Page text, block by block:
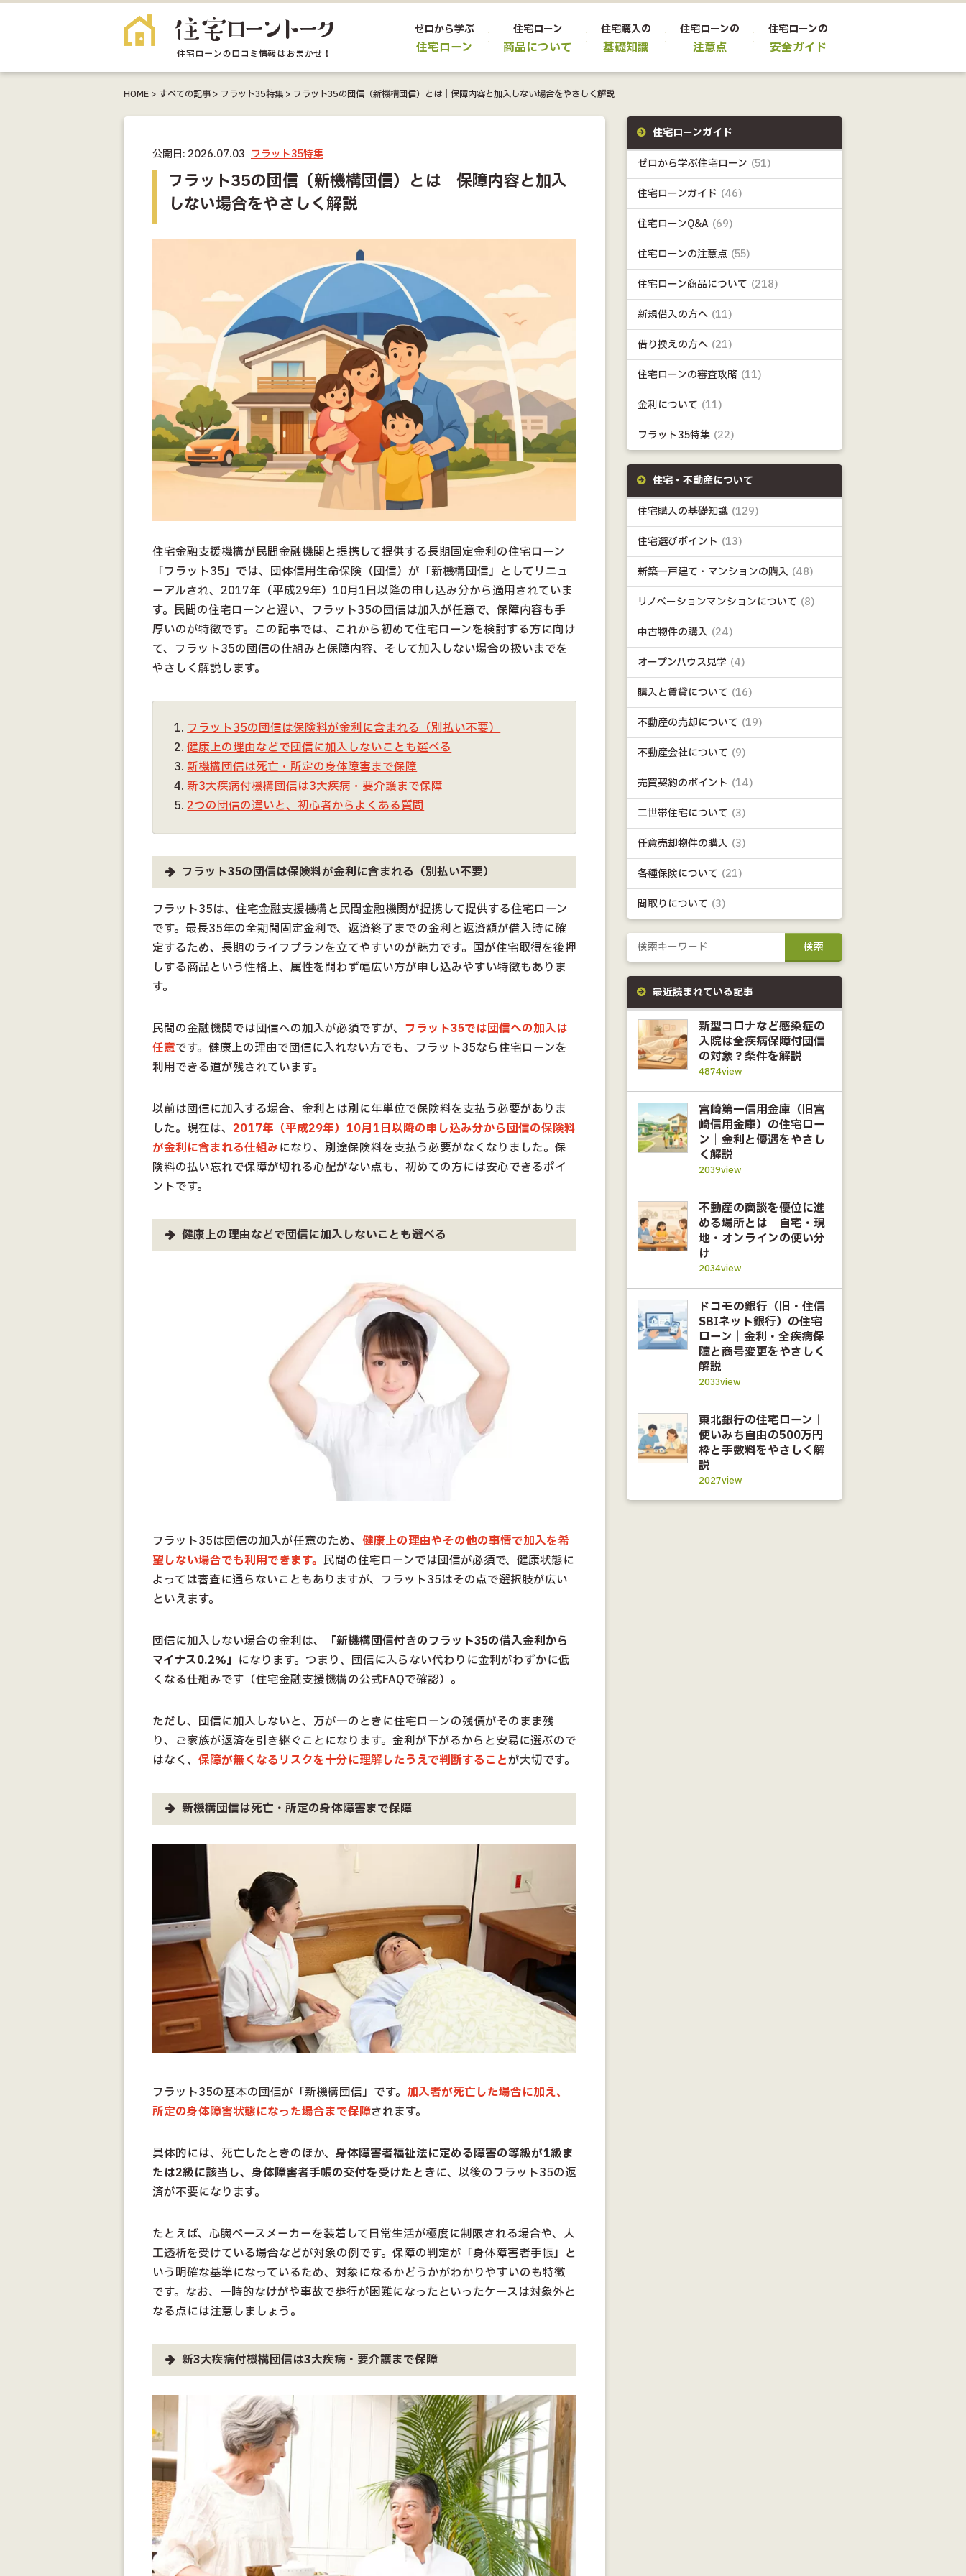
ゼロから学ぶ
住宅ローン
住宅ローン
商品について
住宅購入の
基礎知識
住宅ローンの
注意点
住宅ローンの
安全ガイド
HOME > すべての記事 > フラット35特集 > フラット35の団信（新機構団信）とは｜保障内容と加入しない場合をやさしく解説
公開日: 2026.07.03 フラット35特集
フラット35の団信（新機構団信）とは｜保障内容と加入
しない場合をやさしく解説
住宅金融支援機構が民間金融機関と提携して提供する長期固定金利の住宅ローン
「フラット35」では、団体信用生命保険（団信）が「新機構団信」としてリニュ
ーアルされ、2017年（平成29年）10月1日以降の申し込み分から適用されていま
す。民間の住宅ローンと違い、フラット35の団信は加入が任意で、保障内容も手
厚いのが特徴です。この記事では、これから初めて住宅ローンを検討する方に向け
て、フラット35の団信の仕組みと保障内容、そして加入しない場合の扱いまでを
やさしく解説します。
フラット35の団信は保険料が金利に含まれる（別払い不要）
健康上の理由などで団信に加入しないことも選べる
新機構団信は死亡・所定の身体障害まで保障
新3大疾病付機構団信は3大疾病・要介護まで保障
2つの団信の違いと、初心者からよくある質問
フラット35の団信は保険料が金利に含まれる（別払い不要）
フラット35は、住宅金融支援機構と民間金融機関が提携して提供する住宅ローン
です。最長35年の全期間固定金利で、返済終了までの金利と返済額が借入時に確
定するため、長期のライフプランを立てやすいのが魅力です。国が住宅取得を後押
しする商品という性格上、属性を問わず幅広い方が申し込みやすい特徴もありま
す。
民間の金融機関では団信への加入が必須ですが、 フラット35では団信への加入は
任意です。健康上の理由で団信に入れない方でも、フラット35なら住宅ローンを
利用できる道が残されています。
以前は団信に加入する場合、金利とは別に年単位で保険料を支払う必要がありま
した。現在は、 2017年（平成29年）10月1日以降の申し込み分から団信の保険料
が金利に含まれる仕組みになり、別途保険料を支払う必要がなくなりました。保
険料の払い忘れで保障が切れる心配がない点も、初めての方には安心できるポイ
ントです。
健康上の理由などで団信に加入しないことも選べる
フラット35は団信の加入が任意のため、 健康上の理由やその他の事情で加入を希
望しない場合でも利用できます。 民間の住宅ローンでは団信が必須で、健康状態に
よっては審査に通らないこともありますが、フラット35はその点で選択肢が広い
といえます。
団信に加入しない場合の金利は、
「新機構団信付きのフラット35の借入金利から
マイナス0.2％」 になります。つまり、団信に入らない代わりに金利がわずかに低
くなる仕組みです（住宅金融支援機構の公式FAQで確認）。
ただし、団信に加入しないと、万が一のときに住宅ローンの残債がそのまま残
り、ご家族が返済を引き継ぐことになります。金利が下がるからと安易に選ぶので
はなく、 保障が無くなるリスクを十分に理解したうえで判断することが大切です。
新機構団信は死亡・所定の身体障害まで保障
フラット35の基本の団信が「新機構団信」です。 加入者が死亡した場合に加え、
所定の身体障害状態になった場合まで保障されます。
具体的には、死亡したときのほか、 身体障害者福祉法に定める障害の等級が1級ま
たは2級に該当し、身体障害者手帳の交付を受けたときに、以後のフラット35の返
済が不要になります。
たとえば、心臓ペースメーカーを装着して日常生活が極度に制限される場合や、人
工透析を受けている場合などが対象の例です。保障の判定が「身体障害者手帳」と
いう明確な基準になっているため、対象になるかどうかがわかりやすいのも特徴
です。なお、一時的なけがや事故で歩行が困難になったといったケースは対象外と
なる点には注意しましょう。
新3大疾病付機構団信は3大疾病・要介護まで保障
住宅ローンガイド
ゼロから学ぶ住宅ローン (51)
住宅ローンガイド (46)
住宅ローンQ&A (69)
住宅ローンの注意点 (55)
住宅ローン商品について (218)
新規借入の方へ (11)
借り換えの方へ (21)
住宅ローンの審査攻略 (11)
金利について (11)
フラット35特集 (22)
住宅・不動産について
住宅購入の基礎知識 (129)
住宅選びポイント (13)
新築一戸建て・マンションの購入 (48)
リノベーションマンションについて (8)
中古物件の購入 (24)
オープンハウス見学 (4)
購入と賃貸について (16)
不動産の売却について (19)
不動産会社について (9)
売買契約のポイント (14)
二世帯住宅について (3)
任意売却物件の購入 (3)
各種保険について (21)
間取りについて (3)
最近読まれている記事
新型コロナなど感染症の
入院は全疾病保障付団信
の対象？条件を解説
4874view
宮崎第一信用金庫（旧宮
崎信用金庫）の住宅ロー
ン｜金利と優遇をやさし
く解説
2039view
不動産の商談を優位に進
める場所とは｜自宅・現
地・オンラインの使い分
け
2034view
ドコモの銀行（旧・住信
SBIネット銀行）の住宅
ローン｜金利・全疾病保
障と商号変更をやさしく
解説
2033view
東北銀行の住宅ローン｜
使いみち自由の500万円
枠と手数料をやさしく解
説
2027view